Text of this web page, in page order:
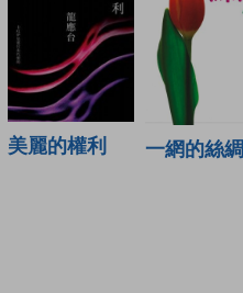
美麗的權利 一網的絲綢